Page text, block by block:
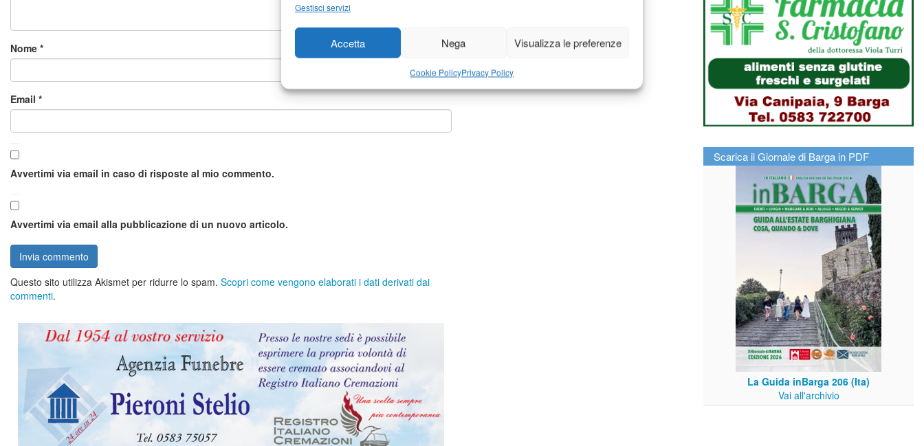
Gestisci servizi
Accetta Nega Visualizza le preferenze
Cookie PolicyPrivacy Policy
Nome *
Email *
Avvertimi via email in caso di risposte al mio commento.
Avvertimi via email alla pubblicazione di un nuovo articolo.
Questo sito utilizza Akismet per ridurre lo spam. Scopri come vengono elaborati i dati derivati dai
commenti.
Scarica il Giornale di Barga in PDF
La Guida inBarga 206 (Ita)
Vai all'archivio